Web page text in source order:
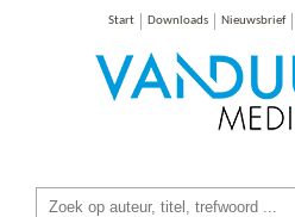
Start Downloads Nieuwsbrief